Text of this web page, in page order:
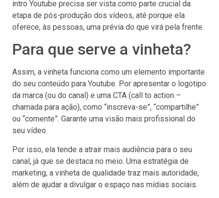
intro Youtube precisa ser vista como parte crucial da
etapa de pós-produção dos vídeos, até porque ela
oferece, às pessoas, uma prévia do que virá pela frente.
Para que serve a vinheta?
Assim, a vinheta funciona como um elemento importante
do seu conteúdo para Youtube. Por apresentar o logotipo
da marca (ou do canal) e uma CTA (call to action –
chamada para ação), como “inscreva-se”, “compartilhe”
ou “comente”. Garante uma visão mais profissional do
seu vídeo.
Por isso, ela tende a atrair mais audiência para o seu
canal, já que se destaca no meio. Uma estratégia de
marketing, a vinheta de qualidade traz mais autoridade,
além de ajudar a divulgar o espaço nas mídias sociais.